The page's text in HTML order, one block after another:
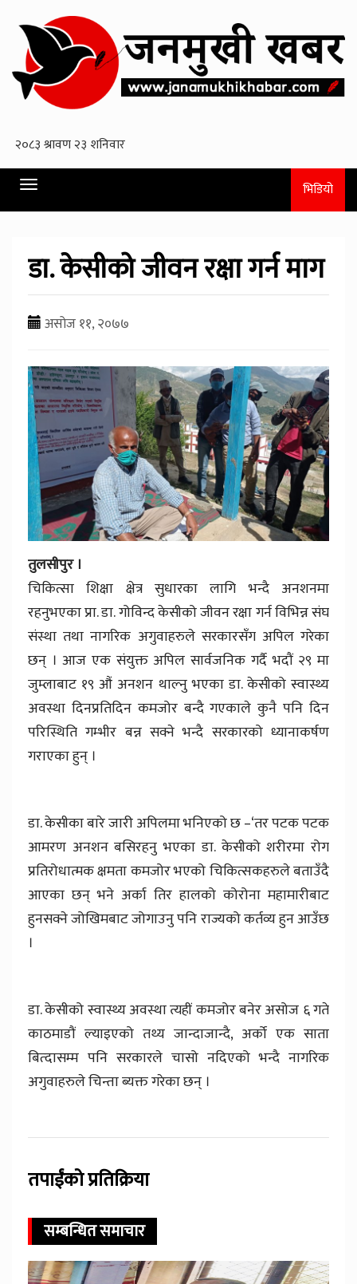
Toggle
navigation
भिडियो
डा. केसीको जीवन रक्षा गर्न माग
असोज ११, २०७७
तुलसीपुर ।
चिकित्सा शिक्षा क्षेत्र सुधारका लागि भन्दै अनशनमा
रहनुभएका प्रा. डा. गोविन्द केसीको जीवन रक्षा गर्न विभिन्न संघ
संस्था तथा नागरिक अगुवाहरुले सरकारसँग अपिल गरेका
छन् । आज एक संयुक्त अपिल सार्वजनिक गर्दै भदौं २९ मा
जुम्लाबाट १९ औं अनशन थाल्नु भएका डा. केसीको स्वास्थ्य
अवस्था दिनप्रतिदिन कमजोर बन्दै गएकाले कुनै पनि दिन
परिस्थिति गम्भीर बन्न सक्ने भन्दै सरकारको ध्यानाकर्षण
गराएका हुन् ।
डा. केसीका बारे जारी अपिलमा भनिएको छ –‘तर पटक पटक
आमरण अनशन बसिरहनु भएका डा. केसीको शरीरमा रोग
प्रतिरोधात्मक क्षमता कमजोर भएको चिकित्सकहरुले बताउँदै
आएका छन् भने अर्का तिर हालको कोरोना महामारीबाट
हुनसक्ने जोखिमबाट जोगाउनु पनि राज्यको कर्तव्य हुन आउँछ
।
डा. केसीको स्वास्थ्य अवस्था त्यहीं कमजोर बनेर असोज ६ गते
काठमाडौं ल्याइएको तथ्य जान्दाजान्दै, अर्को एक साता
बित्दासम्म पनि सरकारले चासो नदिएको भन्दै नागरिक
अगुवाहरुले चिन्ता ब्यक्त गरेका छन् ।
तपाईंको प्रतिक्रिया
सम्बन्धित समाचार